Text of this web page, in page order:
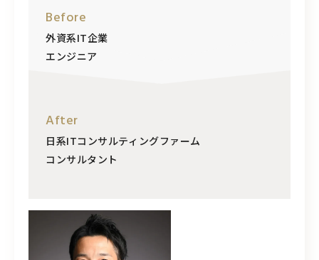
Before
外資系IT企業
エンジニア
After
日系ITコンサルティングファーム
コンサルタント